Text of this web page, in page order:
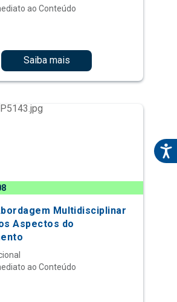
ao Conteúdo
Saiba mais
Multidisciplinar
Aspectos do
ao Conteúdo